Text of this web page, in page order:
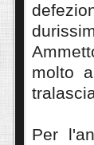
molto
Per